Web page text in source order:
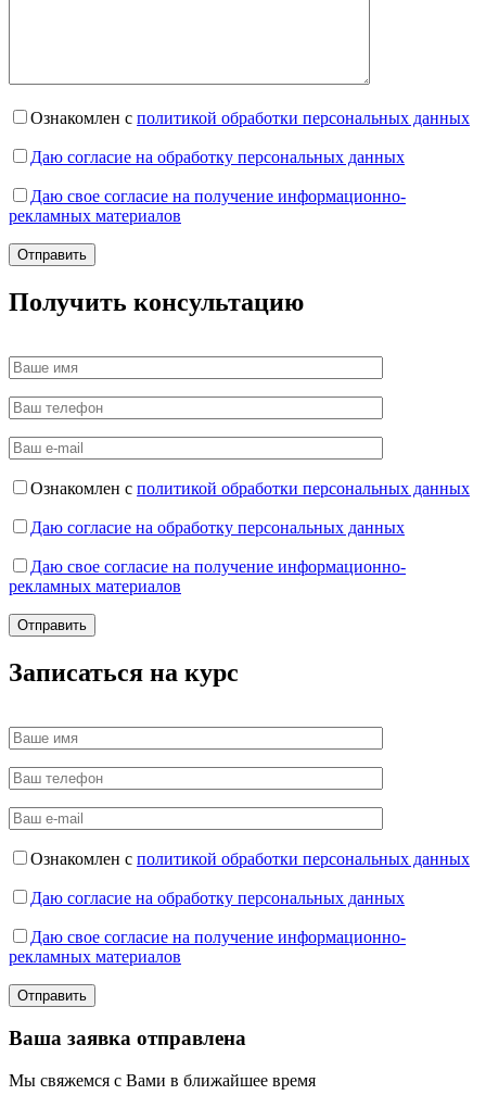
Ознакомлен с политикой обработки персональных данных
Даю согласие на обработку персональных данных
Даю свое согласие на получение информационно-
рекламных материалов
Получить консультацию
Ознакомлен с политикой обработки персональных данных
Даю согласие на обработку персональных данных
Даю свое согласие на получение информационно-
рекламных материалов
Записаться на курс
Ознакомлен с политикой обработки персональных данных
Даю согласие на обработку персональных данных
Даю свое согласие на получение информационно-
рекламных материалов
Ваша заявка отправлена
Мы свяжемся с Вами в ближайшее время